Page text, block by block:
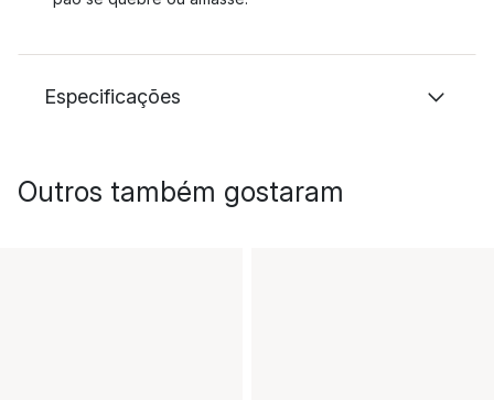
Especificações
Outros também gostaram